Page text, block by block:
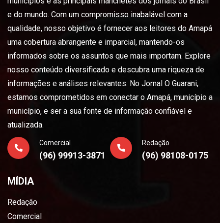
e do mundo. Com um compromisso inabalável com a
qualidade, nosso objetivo é fornecer aos leitores do Amapá
uma cobertura abrangente e imparcial, mantendo-os
informados sobre os assuntos que mais importam. Explore
nosso conteúdo diversificado e descubra uma riqueza de
informações e análises relevantes. No Jornal O Guarani,
estamos comprometidos em conectar o Amapá, município a
município, e ser a sua fonte de informação confiável e
atualizada.
Comercial
(96) 99913-3871
Redação
(96) 98108-0175
MÍDIA
Redação
Comercial